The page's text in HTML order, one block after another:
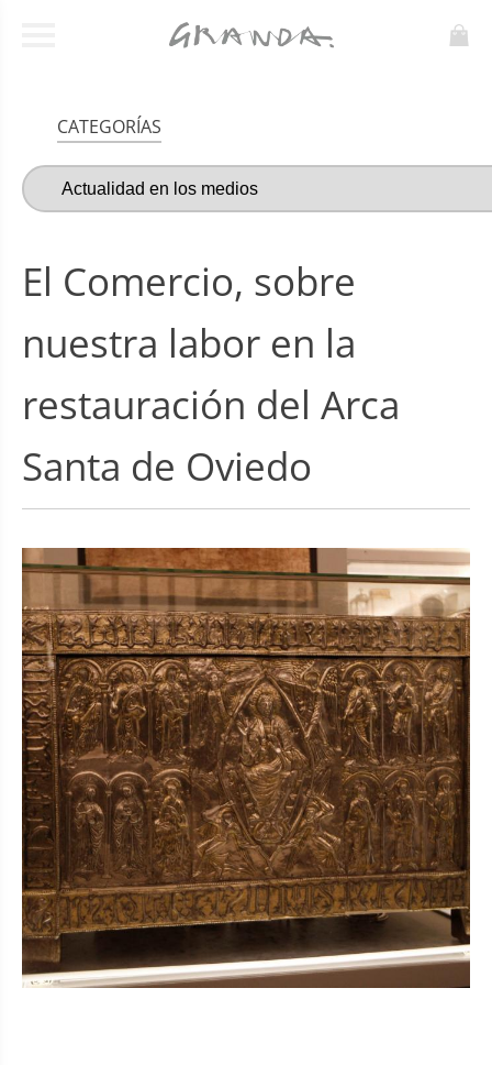
CATEGORÍAS
El Comercio, sobre
nuestra labor en la
restauración del Arca
Santa de Oviedo